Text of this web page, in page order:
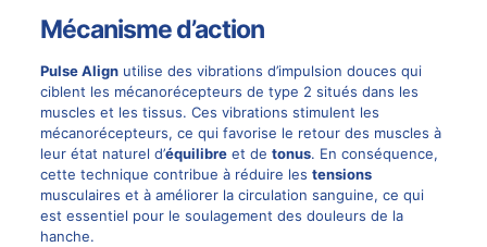
Mécanisme d’action
Pulse Alignutilise des vibrations d’impulsion douces qui
ciblent les mécanorécepteurs de type 2 situés dans les
muscles et les tissus. Ces vibrations stimulent les
mécanorécepteurs, ce qui favorise le retour des muscles à
leur état naturel d’équilibreet de tonus. En conséquence,
cette technique contribue à réduire les tensions
musculaires et à améliorer la circulation sanguine, ce qui
est essentiel pour le soulagement des douleurs de la
hanche.